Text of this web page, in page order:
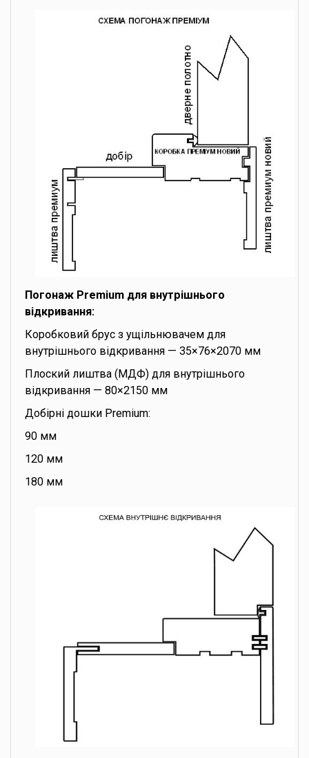
Погонаж Premium для внутрішнього
відкривання:
Коробковий брус з ущільнювачем для
внутрішнього відкривання — 35×76×2070 мм
Плоский лиштва (МДФ) для внутрішнього
відкривання — 80×2150 мм
Добірні дошки Premium:
90 мм
120 мм
180 мм